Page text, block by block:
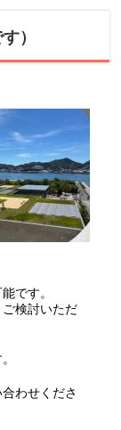
）
です。
検討いただ
わせくださ